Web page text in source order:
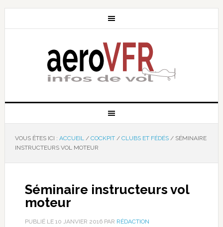
VOUS ÊTES ICI : ACCUEIL / COCKPIT / CLUBS ET FÉDÉS /SÉMINAIRE
INSTRUCTEURS VOL MOTEUR
Séminaire instructeurs vol
moteur
PUBLIÉ LE 10 JANVIER 2016PAR RÉDACTION